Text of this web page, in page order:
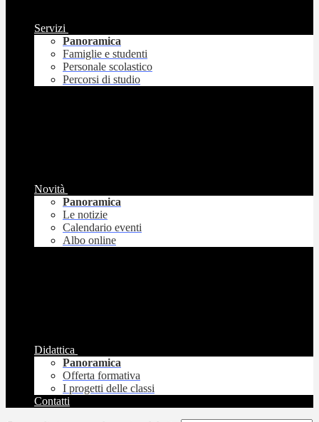
Servizi
Panoramica
Famiglie e studenti
Personale scolastico
Percorsi di studio
Novità
Panoramica
Le notizie
Calendario eventi
Albo online
Didattica
Panoramica
Offerta formativa
I progetti delle classi
Contatti